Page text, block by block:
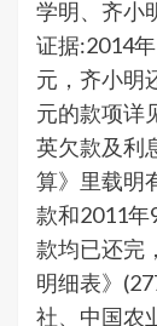
学明、齐小
证据:2014
元，齐小明
元的款项详
英欠款及利
算》里载明
款和2011年
款均已还完
明细表》
社、中国农